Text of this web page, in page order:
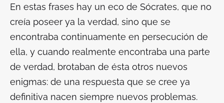
En estas frases hay un eco de Sócrates, que no
creía poseer ya la verdad, sino que se
encontraba continuamente en persecución de
ella, y cuando realmente encontraba una parte
de verdad, brotaban de ésta otros nuevos
enigmas: de una respuesta que se cree ya
definitiva nacen siempre nuevos problemas.